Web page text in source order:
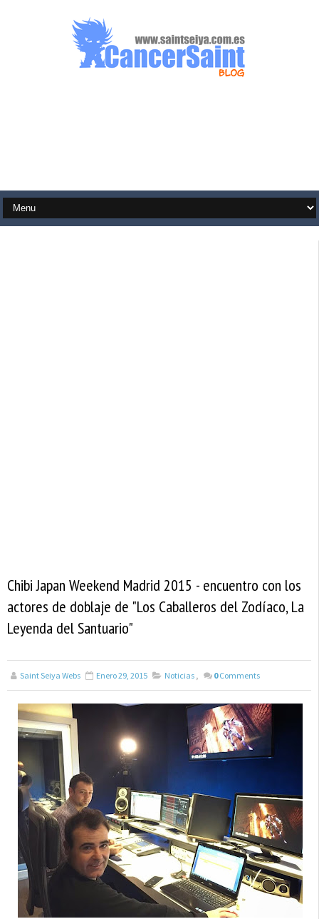
Chibi Japan Weekend Madrid 2015 - encuentro con los
actores de doblaje de "Los Caballeros del Zodíaco, La
Leyenda del Santuario"
Saint Seiya Webs Enero 29, 2015 Noticias , 0 Comments